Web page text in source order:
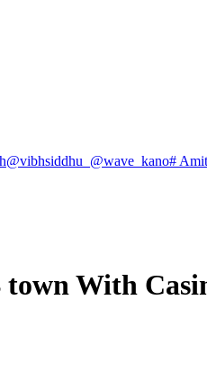
@vibhsiddhu_ @wave_kano#
With